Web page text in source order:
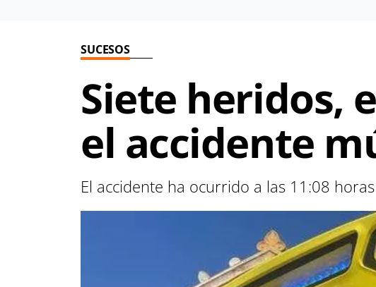
SUCESOS
Siete heridos,
el accidente
El accidente ha ocurrido a las 11:08 horas